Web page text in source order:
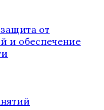
от
и обеспечение